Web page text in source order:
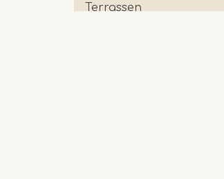
Terrassen